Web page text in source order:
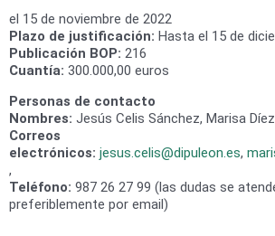
el 15 de noviembre de 2022
Plazo de justificación: Hasta el 15 de
Publicación BOP: 216
Cuantía: 300.000,00 euros
Personas de contacto
Nombres: Jesús Celis Sánchez, Marisa
Correos
electrónicos: jesus.celis@dipuleon.es,
,
Teléfono: 987 26 27 99 (las dudas se
preferiblemente por email)